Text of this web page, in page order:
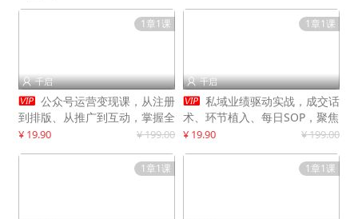
1章1课
 千启
 公众号运营变现课，从注册
到排版、从推广到互动，掌握全
流程，开启个人品牌月入
¥ 19.90 ¥ 199.00
1章1课
 千启
 私域业绩驱动实战，成交话
术、环节植入、每日SOP，聚焦
增长，驱动营收持续突破
¥ 19.90 ¥ 199.00
1章1课 1章1课